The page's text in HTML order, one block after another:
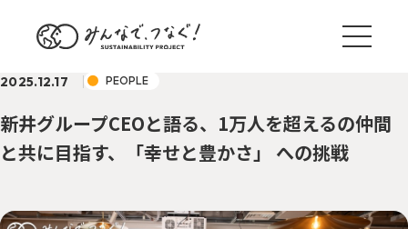
2025.12.17 PEOPLE
新井グループCEOと語る、1万人を超えるの仲間
と共に目指す、「幸せと豊かさ」 への挑戦